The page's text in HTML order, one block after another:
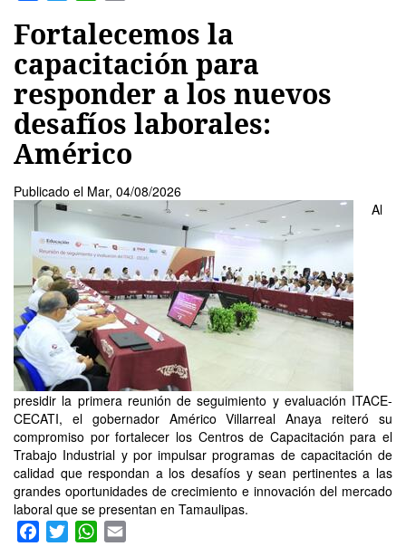
Fortalecemos la
capacitación para
responder a los nuevos
desafíos laborales:
Américo
Publicado el Mar, 04/08/2026
Al
presidir la primera reunión de seguimiento y evaluación ITACE-
CECATI, el gobernador Américo Villarreal Anaya reiteró su
compromiso por fortalecer los Centros de Capacitación para el
Trabajo Industrial y por impulsar programas de capacitación de
calidad que respondan a los desafíos y sean pertinentes a las
grandes oportunidades de crecimiento e innovación del mercado
laboral que se presentan en Tamaulipas.
Facebook
TwitterWhatsApp